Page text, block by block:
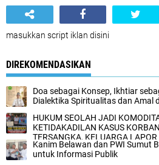
masukkan script iklan disini
DIREKOMENDASIKAN
Doa sebagai Konsep, Ikhtiar
Dialektika Spiritualitas dan Amal
HUKUM SEOLAH JADI
KETIDAKADILAN KASUS
TERSANGKA, KELUARGA LAPOR
KAPOLRI
Kanim Belawan dan PWI Sumut
untuk Informasi Publik